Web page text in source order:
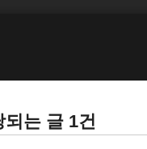
는 글 1건